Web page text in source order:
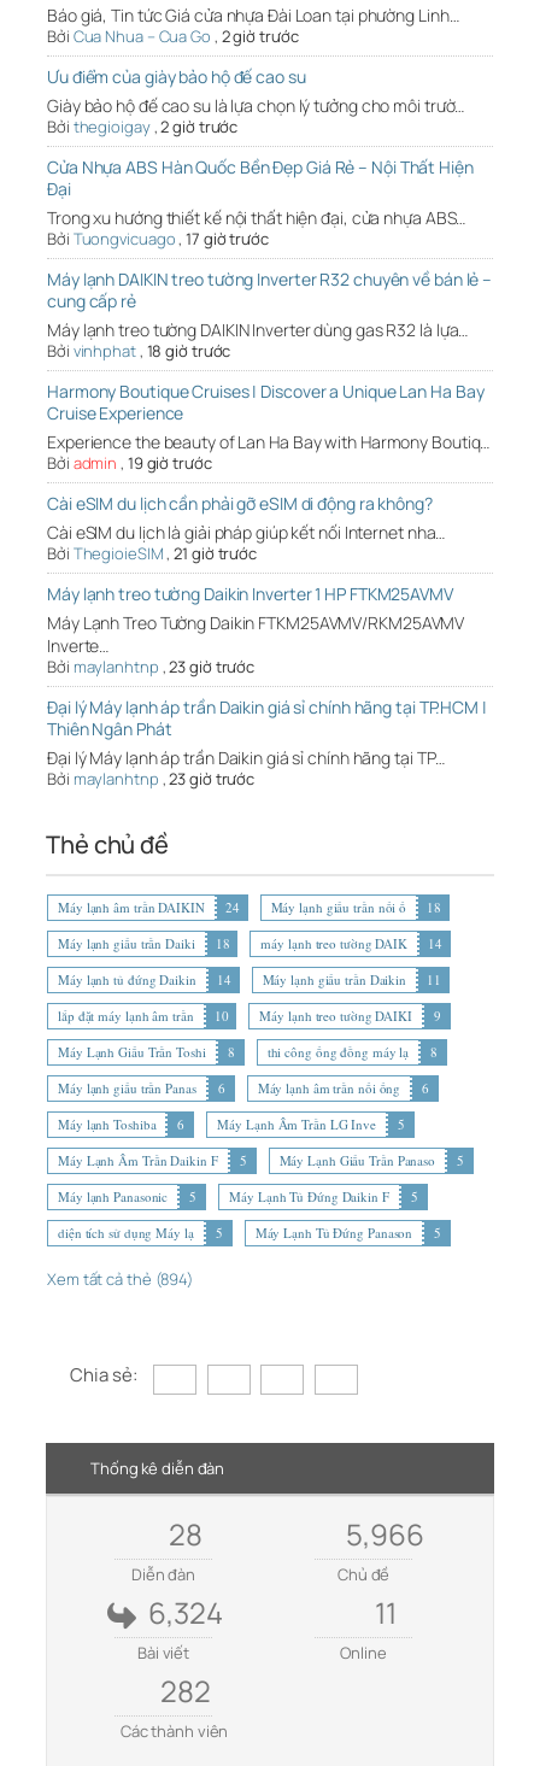
Báo giá, Tin tức Giá cửa nhựa Đài Loan tại phường Linh…
Bởi Cua Nhua – Cua Go , 2 giờ trước
Ưu điểm của giày bảo hộ đế cao su
Giày bảo hộ đế cao su là lựa chọn lý tưởng cho môi trườ…
Bởi thegioigay,2 giờ trước
Cửa Nhựa ABS Hàn Quốc Bền Đẹp Giá Rẻ – Nội Thất Hiện
Đại
Trong xu hướng thiết kế nội thất hiện đại, cửa nhựa ABS…
Bởi Tuongvicuago,17 giờ trước
Máy lạnh DAIKIN treo tường Inverter R32 chuyên về bán lẻ –
cung cấp rẻ
Máy lạnh treo tường DAIKIN Inverter dùng gas R32 là lựa…
Bởi vinhphat, 18 giờ trước
Harmony Boutique Cruises | Discover a Unique Lan Ha Bay
Cruise Experience
Experience the beauty of Lan Ha Bay with Harmony Boutiq…
Bởi admin , 19 giờ trước
Cài eSIM du lịch cần phải gỡ eSIM di động ra không?
Cài eSIM du lịch là giải pháp giúp kết nối Internet nha…
Bởi ThegioieSIM,21 giờ trước
Máy lạnh treo tường Daikin Inverter 1 HP FTKM25AVMV
Máy Lạnh Treo Tường Daikin FTKM25AVMV/RKM25AVMV
Inverte…
Bởi maylanhtnp ,23 giờ trước
Đại lý Máy lạnh áp trần Daikin giá sỉ chính hãng tại TP.HCM |
Thiên Ngân Phát
Đại lý Máy lạnh áp trần Daikin giá sỉ chính hãng tại TP…
Bởi maylanhtnp ,23 giờ trước
Thẻ chủ đề
Máy lạnh âm trần DAIKIN 24 Máy lạnh giấu trần nối ố
18
Máy lạnh giấu trần Daiki
18 máy lạnh treo tường DAIK
14
Máy lạnh tủ đứng Daikin
14 Máy lạnh giấu trần Daikin
11
lắp đặt máy lạnh âm trần
10 Máy lạnh treo tường DAIKI
9
Máy Lạnh Giấu Trần Toshi
8 thi công ống đồng máy lạ
8
Máy lạnh giấu trần Panas
6 Máy lạnh âm trần nối ống
6
Máy lạnh Toshiba
6 Máy Lạnh Âm Trần LG Inve
5
Máy Lạnh Âm Trần Daikin F
5 Máy Lạnh Giấu Trần Panaso
5
Máy lạnh Panasonic
5 Máy Lạnh Tủ Đứng Daikin F
5
diện tích sử dụng Máy lạ
5 Máy Lạnh Tủ Đứng Panason 5
Xem tất cả thẻ (894)
Chia sẻ:
Thống kê diễn đàn
28
Diễn đàn
5,966
Chủ đề
6,324
Bài viết
11
Online
282
Các thành viên